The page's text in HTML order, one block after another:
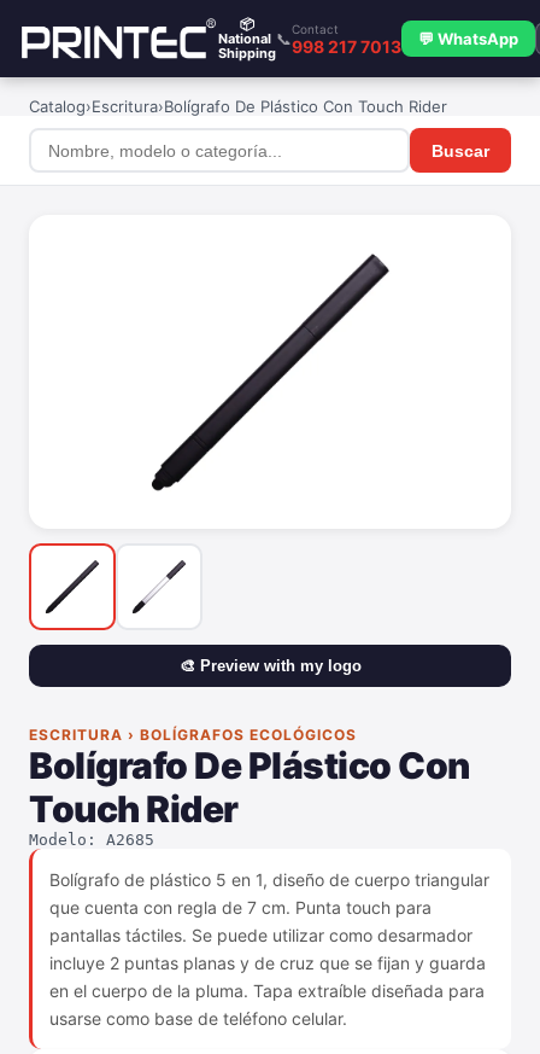
📦
National
Shipping
📞
Contact
998 217 7013 💬 WhatsApp
Catalog›Escritura›Bolígrafo De Plástico Con Touch Rider
Buscar
🎨 Preview with my logo
ESCRITURA › BOLÍGRAFOS ECOLÓGICOS
Bolígrafo De Plástico Con
Touch Rider
Modelo: A2685
Bolígrafo de plástico 5 en 1, diseño de cuerpo triangular
que cuenta con regla de 7 cm. Punta touch para
pantallas táctiles. Se puede utilizar como desarmador
incluye 2 puntas planas y de cruz que se fijan y guarda
en el cuerpo de la pluma. Tapa extraíble diseñada para
usarse como base de teléfono celular.